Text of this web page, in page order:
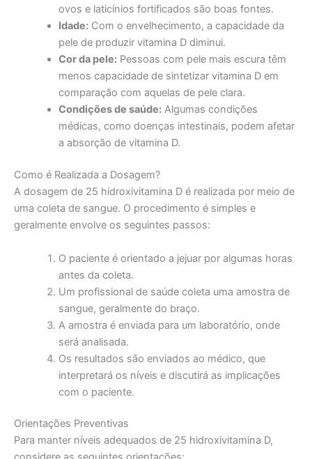
ovos e laticínios fortificados são boas fontes.
Idade:Com o envelhecimento, a capacidade da
pele de produzir vitamina D diminui.
Cor da pele:Pessoas com pele mais escura têm
menos capacidade de sintetizar vitamina D em
comparação com aquelas de pele clara.
Condições de saúde:Algumas condições
médicas, como doenças intestinais, podem afetar
a absorção de vitamina D.
Como é Realizada a Dosagem?
A dosagem de 25 hidroxivitamina D é realizada por meio de
uma coleta de sangue. O procedimento é simples e
geralmente envolve os seguintes passos:
O paciente é orientado a jejuar por algumas horas
antes da coleta.
Um profissional de saúde coleta uma amostra de
sangue, geralmente do braço.
A amostra é enviada para um laboratório, onde
será analisada.
Os resultados são enviados ao médico, que
interpretará os níveis e discutirá as implicações
com o paciente.
Orientações Preventivas
Para manter níveis adequados de 25 hidroxivitamina D,